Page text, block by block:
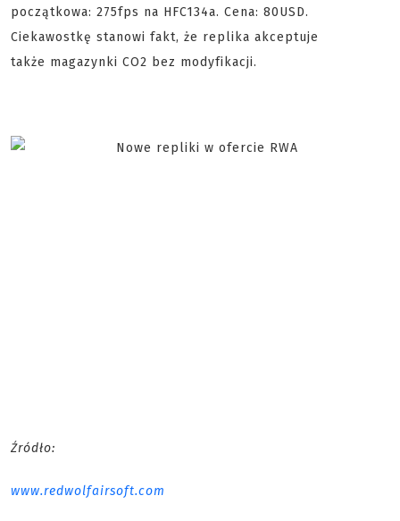
początkowa: 275fps na HFC134a. Cena: 80USD.
Ciekawostkę stanowi fakt, że replika akceptuje
także magazynki CO2 bez modyfikacji.
Źródło:
www.redwolfairsoft.com